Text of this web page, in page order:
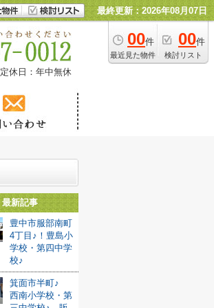
最終更新：2026年08月07日
00件
最近見た物件
00件
検討リスト
定休日：年中無休
最新記事
豊中市服部南町
4丁目♪！豊島小
学校・第四中学
校♪
箕面市半町♪
西南小学校・第